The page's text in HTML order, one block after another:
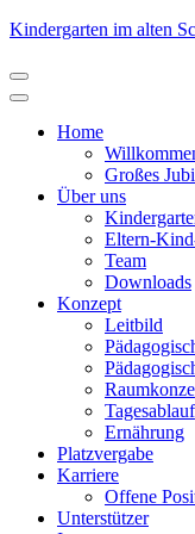
Zum
springen
(Eingabetaste
Kindergarten im alten
Home
Großes
Über uns
Eltern-
Team
Downloads
Konzept
Leitbild
Tagesablauf
Ernährung
Platzvergabe
Karriere
Offene
Unterstützer